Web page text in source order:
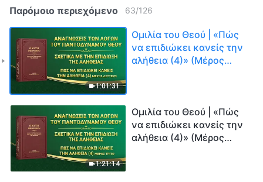
Παρόμοιο περιεχόμενο 63/126
1:01:31
Ομιλία του Θεού | «Πώς
να επιδιώκει κανείς την
αλήθεια (4)» (Μέρος
1:21:14
Ομιλία του Θεού | «Πώς
να επιδιώκει κανείς την
αλήθεια (4)» (Μέρος